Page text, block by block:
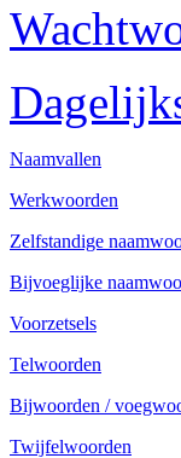
Naamvallen
Werkwoorden
Zelfstandige
Bijvoeglijke
Voorzetsels
Telwoorden
Bijwoorden /
Twijfelwoorden